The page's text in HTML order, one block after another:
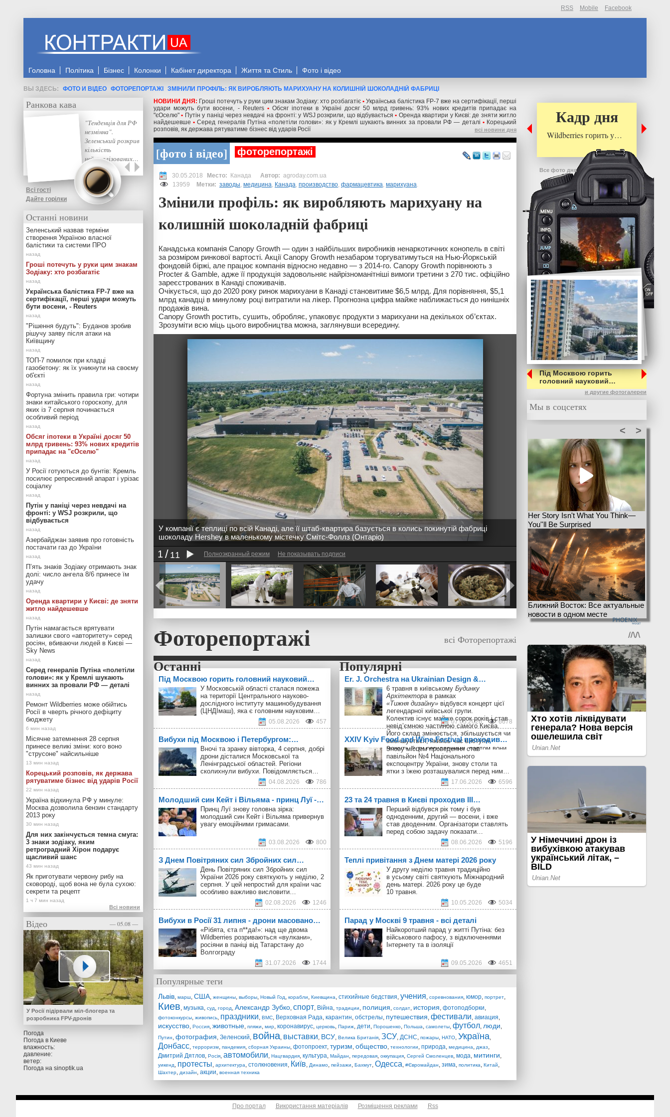
RSS Mobile Facebook
Головна Політика Бізнес Колонки Кабінет директора Життя та Стиль Фото і відео
ФОТО И ВІДЕО ФОТОРЕПОРТАЖІ
ЗМІНИЛИ ПРОФІЛЬ: ЯК ВИРОБЛЯЮТЬ МАРИХУАНУ НА КОЛИШНІЙ ШОКОЛАДНІЙ ФАБРИЦІ
НОВИНИ ДНЯ: Гроші потечуть у руки цим знакам Зодіаку: хто розбагатіє • Українська балістика FP-7 вже на сертифікації, перші
удари можуть бути восени, - Reuters • Обсяг іпотеки в Україні досяг 50 млрд гривень: 93% нових кредитів припадає на
"єОселю" • Путін у паніці через невдачі на фронті: у WSJ розкрили, що відбувається • Оренда квартири у Києві: де зняти житло
найдешевше • Серед генералів Путіна «полетіли голови»: як у Кремлі шукають винних за провали РФ — деталі • Корецький
розповів, як держава рятуватиме бізнес від ударів Росії
всі новини дня
фото і відео фоторепортажі
30.05.2018 Канада
agroday.com.ua
13959
Метки: заводы, медицина, Канада, производство, фармацевтика, марихуана.
Змінили профіль: як виробляють марихуану на
колишній шоколадній фабриці
Канадська компанія Canopy Growth — один з найбільших виробників ненаркотичних конопель в світі
за розміром ринкової вартості. Акції Canopy Growth незабаром торгуватимуться на Нью-Йоркській
фондовій біржі, але працює компанія відносно недавно — з 2014-го. Canopy Growth порівнюють з
Procter & Gamble, адже її продукція задовольняє найрізноманітніші вимоги третини з 270 тис. офіційно
зареєстрованих в Канаді споживачів.
Очікується, що до 2020 року ринок марихуани в Канаді становитиме $6,5 млрд. Для порівняння, $5,1
млрд канадці в минулому році витратили на лікер. Прогнозна цифра майже наближається до нинішніх
продажів вина.
Canopy Growth ростить, сушить, обробляє, упаковує продукти з марихуани на декількох об’єктах.
Зрозуміти всю міць цього виробництва можна, заглянувши всередину.
У компанії є теплиці по всій Канаді, але її штаб-квартира базується в колись покинутій фабриці
шоколаду Hershey в маленькому містечку Смітс-Фоллз (Онтаріо)
1 11 Полноэкранный режим Не показывать подписи
Фоторепортажі всі Фоторепортажі
Під Москвою горить головний науковий…
У Московській області сталася пожежа
на території Центрального науково-
дослідного інституту машинобудування
(ЦНДІмаш), яка є головним науковим…
05.08.2026 457
Вибухи під Москвою і Петербургом:…
Вночі та зранку вівторка, 4 серпня, добрі
дрони дісталися Московської та
Ленінградської областей. Регіони
сколихнули вибухи. Повідомляється…
04.08.2026 786
Молодший син Кейт і Вільяма - принц Луї -…
Принц Луї знову головна зірка:
молодший син Кейт і Вільяма привернув
увагу емоційними гримасами.
03.08.2026 800
З Днем Повітряних сил Збройних сил…
День Повітряних сил Збройних сил
України 2026 року святкують у неділю, 2
серпня. У цей непростий для країни час
особливо важливо висловити…
02.08.2026 1246
Вибухи в Росії 31 липня - дрони масовано…
«Рібята, єта п**да!»: над ще двома
Wildberries розриваються «вулкани»,
росіяни в паніці від Татарстану до
Волгограду
31.07.2026 1744
Er. J. Orchestra на Ukrainian Design &…
6 травня в київському Будинку
Архітектора в рамках
«Тижня дизайну» відбувся концерт цієї
легендарної київської групи.
Колектив існує майже сорок років і став
невід’ємною частиною самого Києва.
Його склад змінюється, збільшується чи
зменшується, якийсь час виступи
можуть бути регулярними, раптом вони
майже припиняються і пізніше виникають
на новому місці. Концерти великим
складом нечасті і збирають своєрідний
клуб шанувальників, в якому майже всі
знайомі. Участь вUkrainian Design &
що від перших днів колектив активно
співпрацює з художниками: колись це
виставки, що поєднані з концертами,
колись — художньо-музичні
перформенси.
07.05.2026 6678
ХXІV Kyiv Food and Wine Festival проходив…
Знову місцем проведення став
павільйон №4 Національного
експоцентру України, знову столи та
ятки з їжею розташувалися перед ним…
17.06.2026 6596
23 та 24 травня в Києві проходив III…
Перший відбувся рік тому і був
одноденним, другий — восени, і вже
став дводенним. Організатори ставлять
перед собою задачу показати…
08.06.2026 5196
Теплі привітання з Днем матері 2026 року
У другу неділю травня традиційно
в усьому світі святкують Міжнародний
день матері. 2026 року це буде
10 травня.
10.05.2026 5034
Парад у Москві 9 травня - всі деталі
Найкоротший парад у житті Путіна: без
військового пафосу, з відключеннями
Інтернету та в ізоляції
09.05.2026 4651
Популярные теги
Львів, марш, США, женщины, выборы, Новый Год, корабли, Киевщина, стихийные бедствия, учения, соревнования, юмор, портрет,
Киев, музыка, суд, город, Александр Зубко, спорт, Війна, традиции, полиция, солдат, история, фотоподборки,
фотоконкурсы, живопись, праздники, ВМС, Верховная Рада, карантин, обстрелы, путешествия, фестивали, авиация,
искусство, Россия, животные, пляжи, мир, коронавирус, церковь, Париж, дети, Порошенко, Польша, самолеты, футбол, люди,
Путин, фотография, Зеленский, война, выставки, ВСУ, Велика Британія, ЗСУ, ДСНС, пожары, НАТО, Україна,
Донбасс, терроризм, пандемия, сборная Украины, фотопроект, туризм, общество, технологии, природа, медицина, джаз,
Дмитрий Дятлов, Росія, автомобили, Нацгвардия, культура, Майдан, передовая, оккупация, Сергей Смоленцев, мода, митинги,
уикенд, протесты, архитектура, столкновения, Київ, Динамо, пейзажи, Бахмут, Одесса, #Євромайдан, зима, политика, Китай,
Шахтер, дизайн, акции, военная техника
Ранкова кава
"Тенденція для РФ
незмінна".
Зеленський розкрив
кількість
нейтралізованих…
Всі гості
Дайте горілки
Останні новини
Зеленський назвав терміни
створення Україною власної
балістики та системи ПРО
Гроші потечуть у руки цим знакам
Зодіаку: хто розбагатіє
Українська балістика FP-7 вже на
сертифікації, перші удари можуть
бути восени, - Reuters
"Рішення будуть": Буданов зробив
рішучу заяву після атаки на
Київщину
ТОП-7 помилок при кладці
газобетону: як їх уникнути на своєму
об'єкті
Фортуна змінить правила гри: чотири
знаки китайського гороскопу, для
яких із 7 серпня починається
особливий період
Обсяг іпотеки в Україні досяг 50
млрд гривень: 93% нових кредитів
припадає на "єОселю"
У Росії готуються до бунтів: Кремль
посилює репресивний апарат і урізає
соціалку
Путін у паніці через невдачі на
фронті: у WSJ розкрили, що
відбувається
Азербайджан заявив про готовність
постачати газ до України
П’ять знаків Зодіаку отримають знак
долі: число ангела 8/6 принесе їм
удачу
Оренда квартири у Києві: де зняти
житло найдешевше
Путін намагається врятувати
залишки свого «авторитету» серед
росіян, вбиваючи людей в Києві —
Sky News
Серед генералів Путіна «полетіли
голови»: як у Кремлі шукають
винних за провали РФ — деталі
Ремонт Wildberries може обійтись
Росії в чверть річного дефіциту
бюджету
Місячне затемнення 28 серпня
принесе великі зміни: кого воно
"струсоне" найсильніше
Корецький розповів, як держава
рятуватиме бізнес від ударів Росії
Україна відкинула РФ у минуле:
Москва дозволила бензин стандарту
2013 року
Для них закінчується темна смуга:
3 знаки зодіаку, яким
ретроградний Хірон подарує
щасливий шанс
Як приготувати червону рибу на
сковороді, щоб вона не була сухою:
секрети та рецепт
Всі новини
Відео — 05.08 —
У Росії підірвали міл-блогера та
розробника FPV-дронів
Погода
Погода в Киеве
влажность:
давление:
ветер:
Погода на sinoptik.ua
Кадр дня
Wildberries горить у…
Все фото дня
Під Москвою горить
головний науковий…
и другие фотогалереи
Мы в соцсетях
>
<
Her Story Isn't What You Think—
You''ll Be Surprised
Ближний Восток: Все актуальные
новости в одном месте
Про портал Використання матеріалів Розміщення реклами Rss